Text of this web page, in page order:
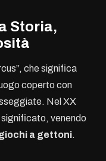
Storia,
che significa
coperto con
Nel XX
significato, venendo
a gettoni.